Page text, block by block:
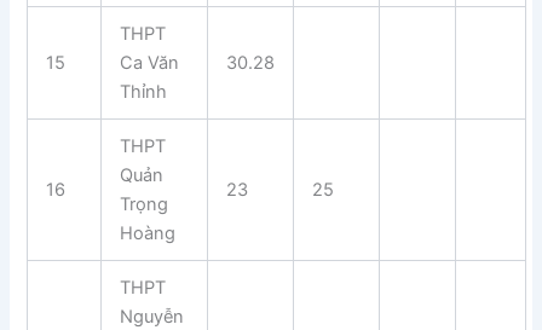
15
THPT
Ca Văn
Thỉnh
30.28
16
THPT
Quản
Trọng
Hoàng
23 25
THPT
Nguyễn